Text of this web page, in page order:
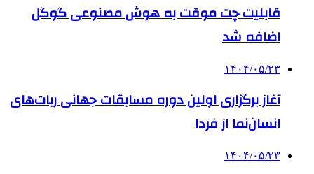
قابلیت چت موقت به هوش مصنوعی گوگل
اضافه شد
۱۴۰۴/۰۵/۲۳
آغاز برگزاری اولین دوره مسابقات جهانی ربات‌های
انسان‌نما از فردا
۱۴۰۴/۰۵/۲۳